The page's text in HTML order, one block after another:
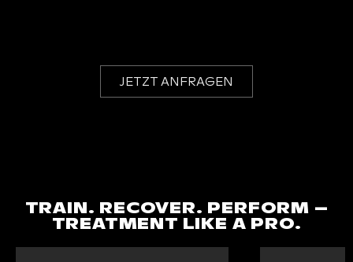
JETZT ANFRAGEN
TRAIN. RECOVER. PERFORM –
TREATMENT LIKE A PRO.